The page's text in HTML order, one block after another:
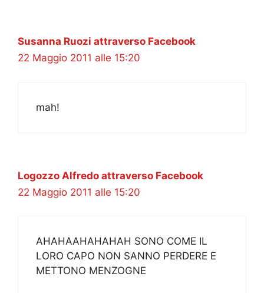
Susanna Ruozi attraverso Facebook
22 Maggio 2011 alle 15:20
mah!
Logozzo Alfredo attraverso Facebook
22 Maggio 2011 alle 15:20
AHAHAAHAHAHAH SONO COME IL
LORO CAPO NON SANNO PERDERE E
METTONO MENZOGNE